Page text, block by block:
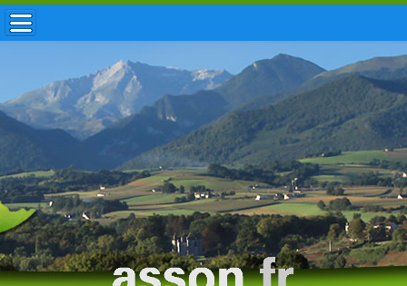
ACCUEIL / INFOS
MUNICIPALITÉ
VIE LOCALE
ENFANCE
TOURISME
HISTOIRE